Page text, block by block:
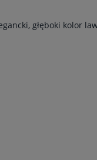
głęboki kolor